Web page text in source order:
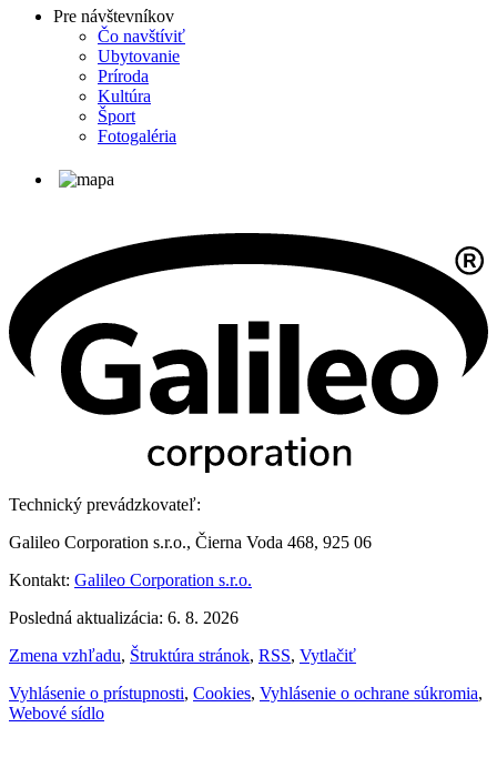
Pre návštevníkov
Čo navštíviť
Ubytovanie
Príroda
Kultúra
Šport
Fotogaléria
Technický prevádzkovateľ:
Galileo Corporation s.r.o., Čierna Voda 468, 925 06
Kontakt: Galileo Corporation s.r.o.
Posledná aktualizácia: 6. 8. 2026
Zmena vzhľadu, Štruktúra stránok, RSS, Vytlačiť
Vyhlásenie o prístupnosti, Cookies, Vyhlásenie o ochrane súkromia,
Webové sídlo